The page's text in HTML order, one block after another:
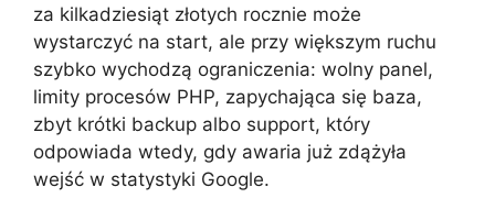
za kilkadziesiąt złotych rocznie może
wystarczyć na start, ale przy większym ruchu
szybko wychodzą ograniczenia: wolny panel,
limity procesów PHP, zapychająca się baza,
zbyt krótki backup albo support, który
odpowiada wtedy, gdy awaria już zdążyła
wejść w statystyki Google.